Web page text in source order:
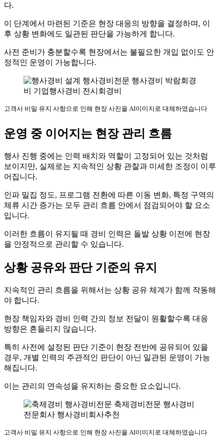
다.
이 단계에서 마련된 기준은 현장 대응의 방향을 결정하며, 이
후 상황 변화에도 일관된 판단을 가능하게 합니다.
사전 준비가 충분할수록 현장에서는 불필요한 개입 없이도 안
정적인 운영이 가능합니다.
고객사 비밀 유지 사항으로 인해 현장 사진을 AI이미지로 대체하였습니다
운영 중 이어지는 현장 관리 흐름
행사 진행 중에는 인력 배치와 역할이 고정되어 있는 것처럼
보이지만, 실제로는 지속적인 상황 관찰과 미세한 조정이 이루
어집니다.
인파 밀집 정도, 프로그램 전환에 따른 이동 변화, 특정 구역의
체류 시간 증가는 모두 관리 흐름 안에서 점검되어야 할 요소
입니다.
이러한 흐름이 유지될 때 경비 인력은 돌발 상황 이전에 현장
을 안정적으로 관리할 수 있습니다.
상황 공유와 판단 기준의 유지
지속적인 관리 흐름을 위해서는 상황 공유 체계가 함께 작동해
야 합니다.
현장 책임자와 경비 인력 간의 정보 전달이 원활할수록 대응
방향은 흔들리지 않습니다.
특히 사전에 설정된 판단 기준이 현장 전반에 공유되어 있을
경우, 개별 인력의 주관적인 판단이 아닌 일관된 운영이 가능
해집니다.
이는 관리의 연속성을 유지하는 중요한 요소입니다.
고객사 비밀 유지 사항으로 인해 현장 사진을 AI이미지로 대체하였습니다